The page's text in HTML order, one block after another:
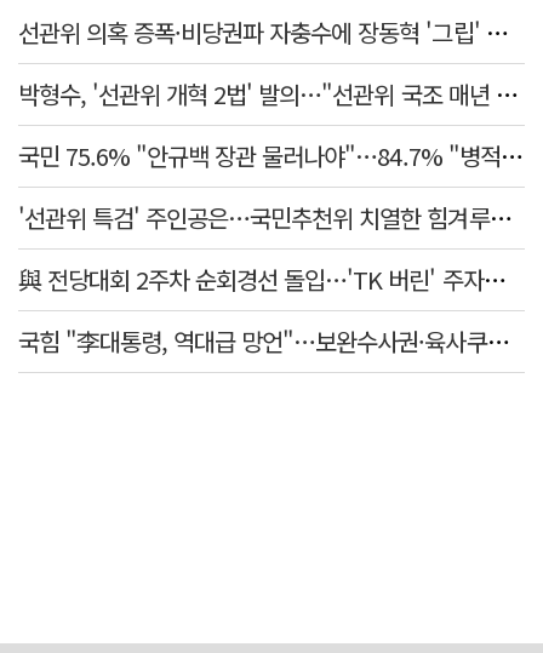
선관위 의혹 증폭·비당권파 자충수에 장동혁 '그립' 더 강해졌다
박형수, '선관위 개혁 2법' 발의…"선관위 국조 매년 실시"
국민 75.6% "안규백 장관 물러나야"…84.7% "병적기록부 공개해야"
'선관위 특검' 주인공은…국민추천위 치열한 힘겨루기 나설 듯
與 전당대회 2주차 순회경선 돌입…'TK 버린' 주자들 향배는?
국힘 "李대통령, 역대급 망언"…보완수사권·육사쿠데타·세제개편안·ETF '맹공'